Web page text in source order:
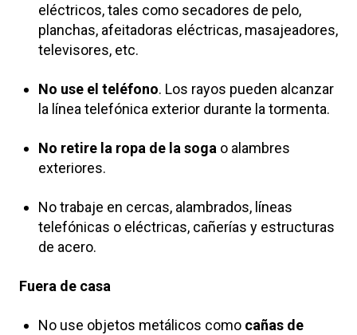
eléctricos, tales como secadores de pelo,
planchas, afeitadoras eléctricas, masajeadores,
televisores, etc.
No use el teléfono. Los rayos pueden alcanzar
la línea telefónica exterior durante la tormenta.
No retire la ropa de la soga o alambres
exteriores.
No trabaje en cercas, alambrados, líneas
telefónicas o eléctricas, cañerías y estructuras
de acero.
Fuera de casa
No use objetos metálicos como cañas de